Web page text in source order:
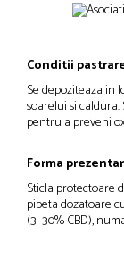
Conditii
Se depoziteaza in
soarelui si
pentru a preveni
Forma
Sticla protectoare
pipeta dozatoare
(3–30% CBD),